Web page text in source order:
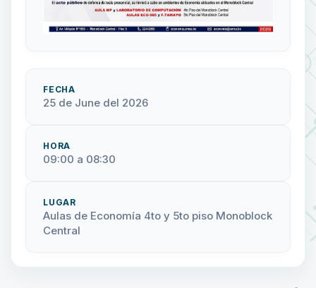
FECHA
25 de June del 2026
HORA
09:00 a 08:30
LUGAR
Aulas de Economía 4to y 5to piso Monoblock
Central